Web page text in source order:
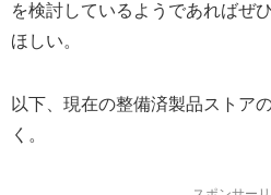
を検討しているようであればぜ
ほしい。
以下、現在の整備済製品ストア
く。